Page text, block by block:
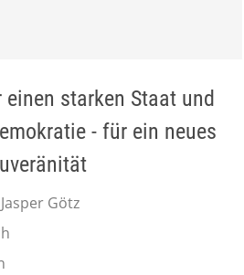
starken Staat und
- für ein neues
Götz